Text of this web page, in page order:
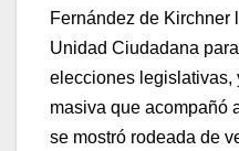
Fernández de Kirchner
Unidad Ciudadana
elecciones legislativas,
masiva que acompañó
se mostró rodeada de